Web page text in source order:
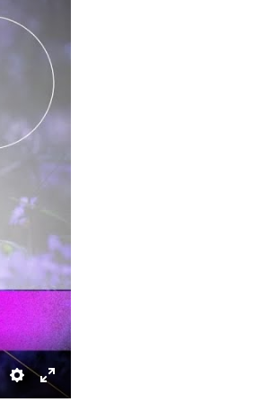
SettingsEnter fullscreen